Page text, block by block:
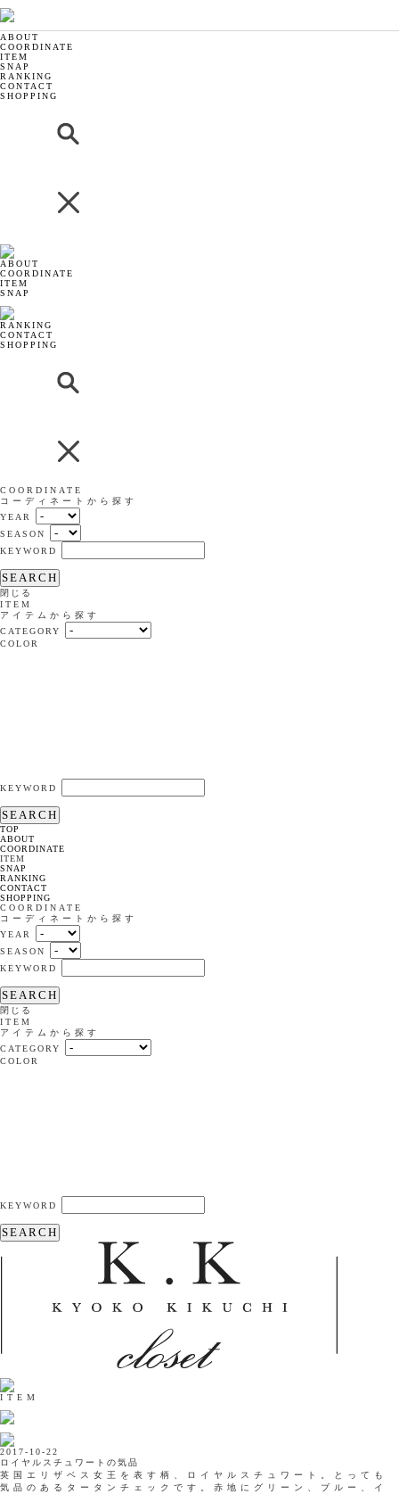
ABOUT
COORDINATE
ITEM
SNAP
RANKING
CONTACT
SHOPPING
ABOUT
COORDINATE
ITEM
SNAP
RANKING
CONTACT
SHOPPING
COORDINATE
コーディネートから探す
YEAR
SEASON
KEYWORD
SEARCH
閉じる
ITEM
アイテムから探す
CATEGORY
COLOR
KEYWORD
SEARCH
TOP
ABOUT
COORDINATE
ITEM
SNAP
RANKING
CONTACT
SHOPPING
COORDINATE
コーディネートから探す
YEAR
SEASON
KEYWORD
SEARCH
閉じる
ITEM
アイテムから探す
CATEGORY
COLOR
KEYWORD
SEARCH
ITEM
2017-10-22
ロイヤルスチュワートの気品
英国エリザベス女王を表す柄、ロイヤルスチュワート。とっても
気品のあるタータンチェックです。赤地にグリーン、ブルー、イ